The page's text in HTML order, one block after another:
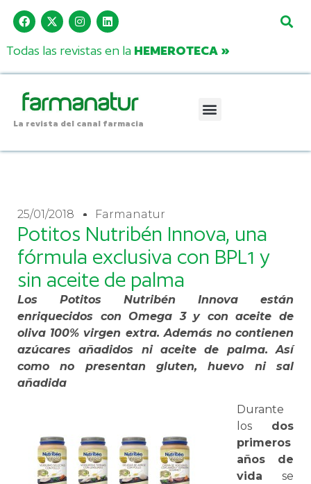
Todas las revistas en la HEMEROTECA »
La revista del canal farmacia
25/01/2018 Farmanatur
Potitos Nutribén Innova, una
fórmula exclusiva con BPL1 y
sin aceite de palma
Los Potitos Nutribén Innova están
enriquecidos con Omega 3 y con aceite de
oliva 100% virgen extra. Además no contienen
azúcares añadidos ni aceite de palma. Así
como no presentan gluten, huevo ni sal
añadida
Durante
los dos
primeros
años de
vida se